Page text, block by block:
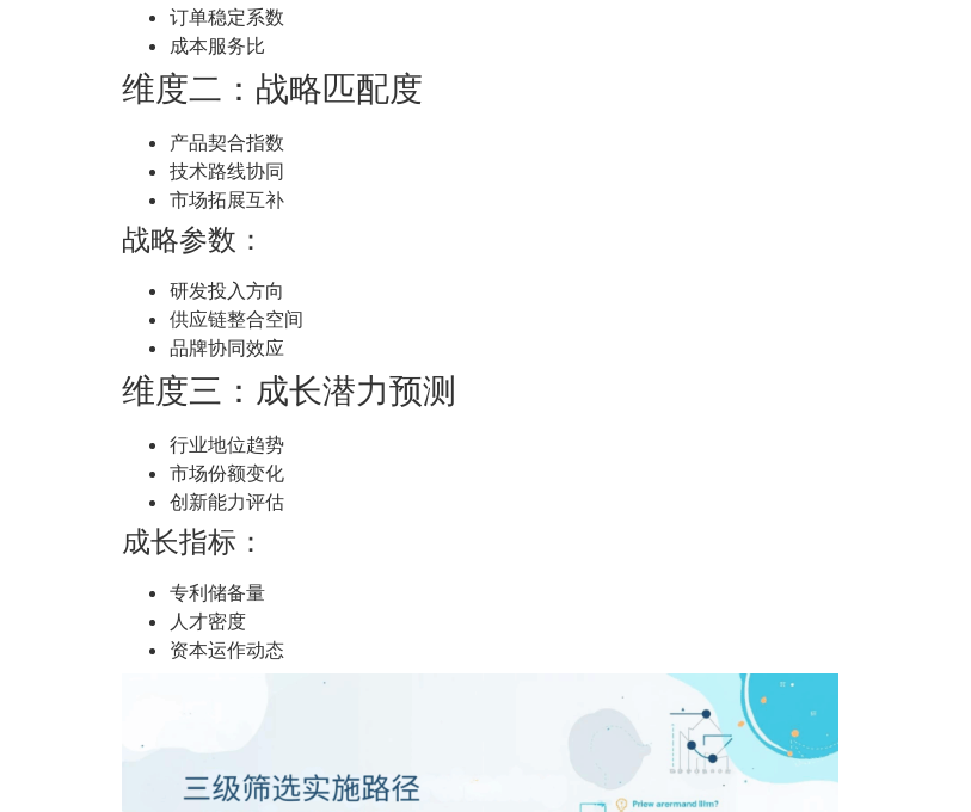
订单稳定系数
成本服务比
维度二：战略匹配度
产品契合指数
技术路线协同
市场拓展互补
战略参数：
研发投入方向
供应链整合空间
品牌协同效应
维度三：成长潜力预测
行业地位趋势
市场份额变化
创新能力评估
成长指标：
专利储备量
人才密度
资本运作动态